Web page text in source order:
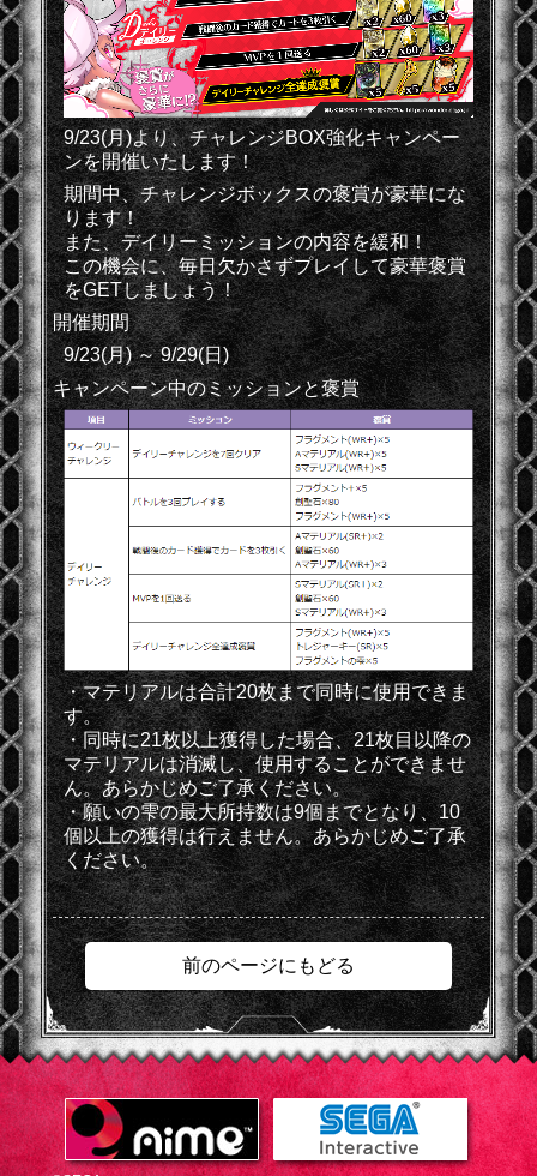
9/23(月)より、チャレンジBOX強化キャンペー
ンを開催いたします！
期間中、チャレンジボックスの褒賞が豪華にな
ります！
また、デイリーミッションの内容を緩和！
この機会に、毎日欠かさずプレイして豪華褒賞
をGETしましょう！
開催期間
9/23(月) ～ 9/29(日)
キャンペーン中のミッションと褒賞
・マテリアルは合計20枚まで同時に使用できま
す。
・同時に21枚以上獲得した場合、21枚目以降の
マテリアルは消滅し、使用することができませ
ん。あらかじめご了承ください。
・願いの雫の最大所持数は9個までとなり、10
個以上の獲得は行えません。あらかじめご了承
ください。
前のページにもどる